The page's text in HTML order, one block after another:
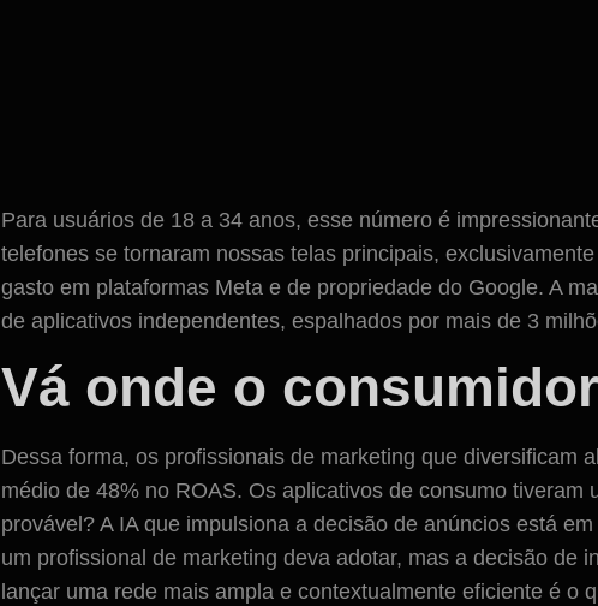
Para usuários de 18 a 34 anos, esse número é
telefones se tornaram nossas telas principais,
gasto em plataformas Meta e de propriedade do Google. A
de aplicativos independentes, espalhados por mais de 3
Vá onde o
Dessa forma, os profissionais de marketing que diversificam
médio de 48% no ROAS. Os aplicativos de consumo tiveram
provável? A IA que impulsiona a decisão de anúncios está
um profissional de marketing deva adotar, mas a decisão de
lançar uma rede mais ampla e contextualmente eficiente é o